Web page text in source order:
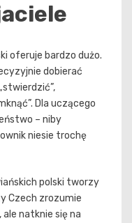
oferuje bardzo dużo.
dobierać
Dla uczącego
– niby
niesie trochę
polski tworzy
Czech zrozumie
natknie się na